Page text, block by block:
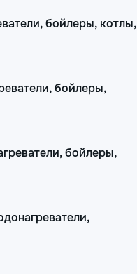
бойлеры, котлы,
бойлеры,
бойлеры,